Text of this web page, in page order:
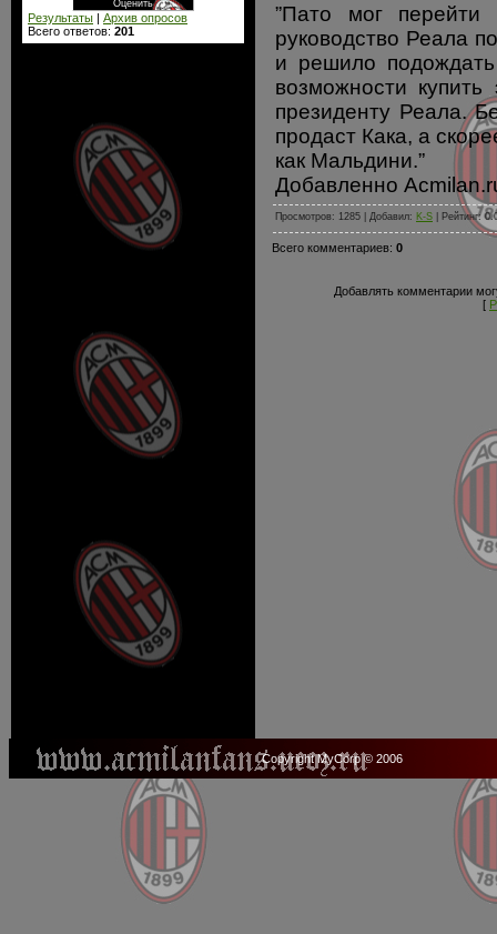
Результаты | Архив опросов
Всего ответов: 201
”Пато мог
руководство Реала
и решило
возможности
президенту Реала.
продаст Кака, а
как Мальдини.”
Добавленно
Просмотров: 1285 | Добавил: K-S | Рейтинг:
Всего комментариев: 0
Добавлять комментарии
[
Copyright MyCorp © 2006